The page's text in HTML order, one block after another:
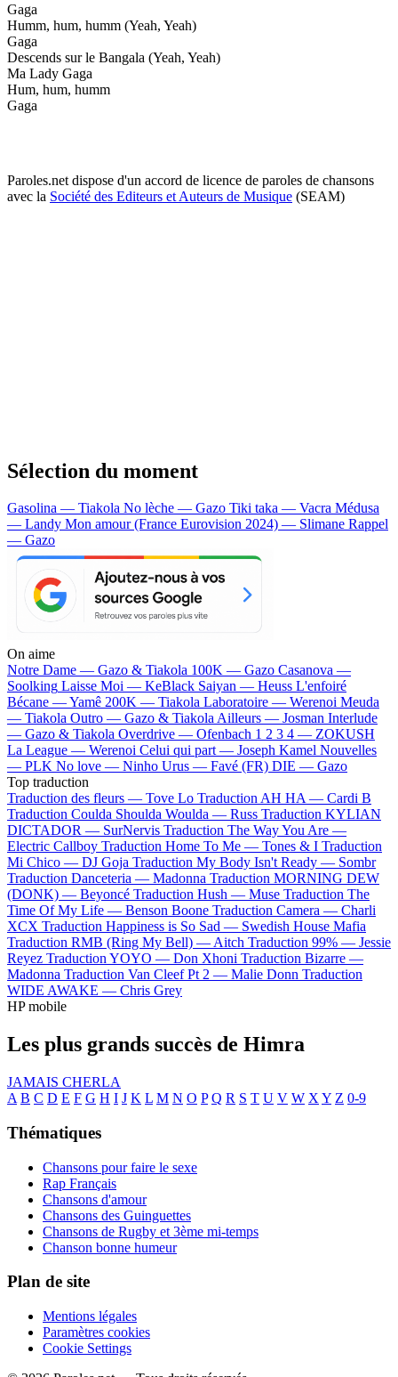
Gaga
Humm, hum, humm (Yeah, Yeah)
Gaga
Descends sur le Bangala (Yeah, Yeah)
Ma Lady Gaga
Hum, hum, humm
Gaga
Paroles.net dispose d'un accord de licence de paroles de chansons
avec la Société des Editeurs et Auteurs de Musique (SEAM)
Sélection du moment
Gasolina — Tiakola No lèche — Gazo Tiki taka — Vacra Médusa
— Landy Mon amour (France Eurovision 2024) — Slimane Rappel
— Gazo
On aime
Notre Dame — Gazo & Tiakola 100K — Gazo Casanova —
Soolking Laisse Moi — KeBlack Saiyan — Heuss L'enfoiré
Bécane —Yamê 200K — Tiakola Laboratoire — Werenoi Meuda
— Tiakola Outro — Gazo & TiakolaAilleurs — Josman Interlude
— Gazo & Tiakola Overdrive — Ofenbach 1 2 3 4 — ZOKUSH
La League — Werenoi Celui qui part — Joseph Kamel Nouvelles
— PLK No love — Ninho Urus — Favé (FR) DIE — Gazo
Top traduction
Traduction des fleurs — Tove Lo Traduction AH HA — Cardi B
Traduction Coulda Shoulda Woulda — Russ Traduction KYLIAN
DICTADOR — SurNervis Traduction The Way You Are —
Electric Callboy Traduction Home To Me — Tones & I Traduction
Mi Chico — DJ Goja Traduction My Body Isn't Ready — Sombr
Traduction Danceteria — Madonna Traduction MORNING DEW
(DONK) — Beyoncé Traduction Hush — Muse Traduction The
Time Of My Life — Benson Boone Traduction Camera — Charli
XCX Traduction Happiness is So Sad — Swedish House Mafia
Traduction RMB (Ring My Bell) —Aitch Traduction 99% — Jessie
Reyez Traduction YOYO — Don Xhoni Traduction Bizarre —
Madonna Traduction Van Cleef Pt 2 — Malie Donn Traduction
WIDE AWAKE — Chris Grey
HP mobile
Les plus grands succès de Himra
JAMAIS CHERLA
A B C D E F G H I J K L M N O P Q R S T U V W X Y Z 0-9
Thématiques
Chansons pour faire le sexe
Rap Français
Chansons d'amour
Chansons des Guinguettes
Chansons de Rugby et 3ème mi-temps
Chanson bonne humeur
Plan de site
Mentions légales
Paramètres cookies
Cookie Settings